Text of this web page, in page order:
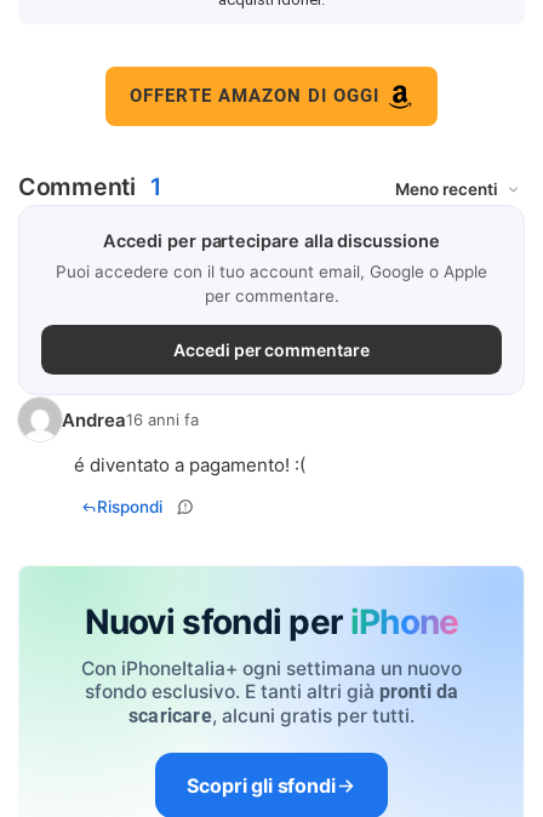
OFFERTE AMAZON DI OGGI
Commenti 1
Accedi per partecipare alla discussione
Puoi accedere con il tuo account email, Google o Apple
per commentare.
Accedi per commentare
Andrea16 anni fa
é diventato a pagamento! :(
Rispondi
Nuovi sfondi per iPhone
Con iPhoneItalia+ ogni settimana un nuovo
sfondo esclusivo. E tanti altri già pronti da
scaricare, alcuni gratis per tutti.
Scopri gli sfondi